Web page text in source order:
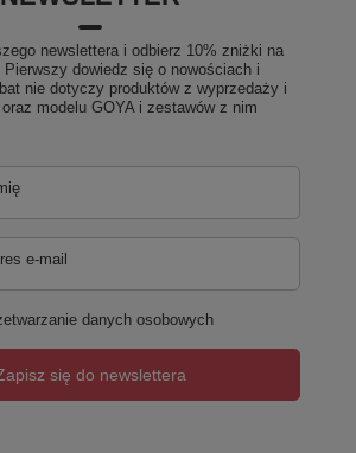
newslettera i odbierz 10% zniżki na
dowiedz się o nowościach i
nie dotyczy produktów z wyprzedaży i
modelu GOYA i zestawów z nim
e-mail
danych osobowych
się do newslettera